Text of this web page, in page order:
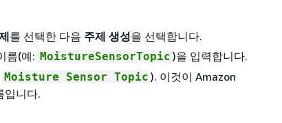
를 선택한 다음 주제 생성을 선택합니다.
름(예: MoistureSensorTopic )을 입력합니다.
Moisture Sensor Topic ). 이것이 Amazon
입니다.